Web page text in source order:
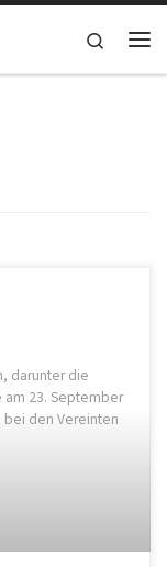
Search
darunter die
am 23. September
bei den Vereinten